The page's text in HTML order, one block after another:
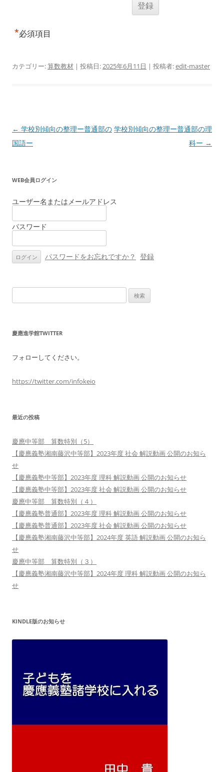
*必須項目
カテゴリー:算数教材 | 投稿日:2025年6月11日 | 投稿者:edit-master
投
稿
ゲ
ー
ョ
← 学校別傾向の整理ー普通部の
国語ー
学校別傾向の整理ー普通部の理
科ー →
WEB会員ログイン
ユーザー名またはメールアドレス
パスワード
パスワードをお忘れですか？ 登録
索:
慶應進学館TWITTER
フォローしてください。
https://twitter.com/infokeio
最近の投稿
慶應中等部 算数特別（5）
【慶應義塾湘南藤沢中等部】2023年度 社会 解説動画 公開のお知ら
せ
【慶應義塾中等部】2023年度 理科 解説動画 公開のお知らせ
【慶應義塾中等部】2023年度 社会 解説動画 公開のお知らせ
慶應中等部 算数特別（４）
【慶應義塾普通部】2023年度 理科 解説動画 公開のお知らせ
【慶應義塾普通部】2023年度 社会 解説動画 公開のお知らせ
【慶應義塾湘南藤沢中等部】2024年度 英語 解説動画 公開のお知ら
せ
慶應中等部 算数特別（３）
【慶應義塾湘南藤沢中等部】2024年度 理科 解説動画 公開のお知ら
せ
KINDLE版のお知らせ